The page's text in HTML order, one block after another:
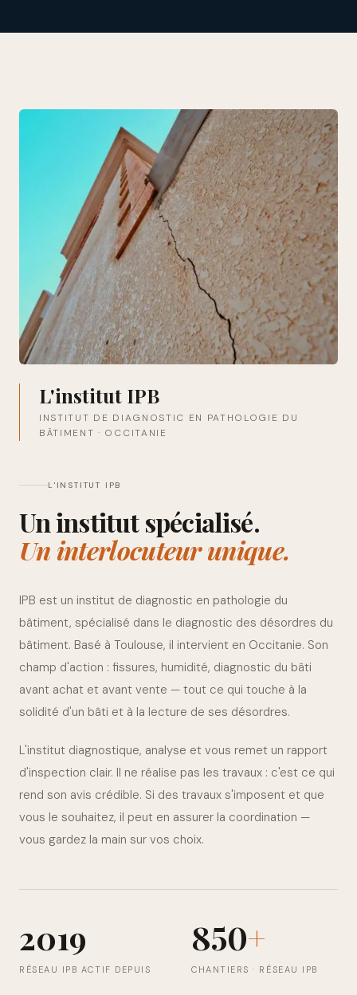
L'institut IPB
INSTITUT DE DIAGNOSTIC EN PATHOLOGIE DU
BÂTIMENT · OCCITANIE
L'INSTITUT IPB
Un institut spécialisé.
Un interlocuteur unique.
IPB est un institut de diagnostic en pathologie du
bâtiment, spécialisé dans le diagnostic des désordres du
bâtiment. Basé à Toulouse, il intervient en Occitanie. Son
champ d'action : fissures, humidité, diagnostic du bâti
avant achat et avant vente — tout ce qui touche à la
solidité d'un bâti et à la lecture de ses désordres.
L'institut diagnostique, analyse et vous remet un rapport
d'inspection clair. Il ne réalise pas les travaux : c'est ce qui
rend son avis crédible. Si des travaux s'imposent et que
vous le souhaitez, il peut en assurer la coordination —
vous gardez la main sur vos choix.
2019
RÉSEAU IPB ACTIF DEPUIS
850+
CHANTIERS · RÉSEAU IPB